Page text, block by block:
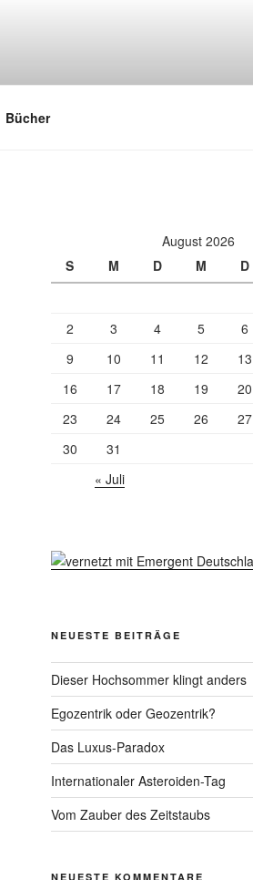
Bücher
August 2026
S
M D M D
2
3 4 5 6
9
10 11 12 13
16
17 18 19 20
23
24 25 26 27
30
31
« Juli
NEUESTE BEITRÄGE
Dieser Hochsommer klingt anders
Egozentrik oder Geozentrik?
Das Luxus-Paradox
Internationaler Asteroiden-Tag
Vom Zauber des Zeitstaubs
NEUESTE KOMMENTARE